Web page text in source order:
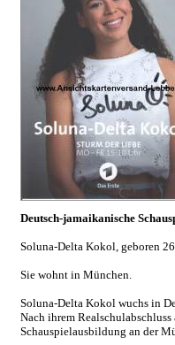
Deutsch-jamaikanische
Soluna-Delta Kokol, geboren
Sie wohnt in München.
Soluna-Delta Kokol wuchs in
Nach ihrem
Schauspielausbildung an der